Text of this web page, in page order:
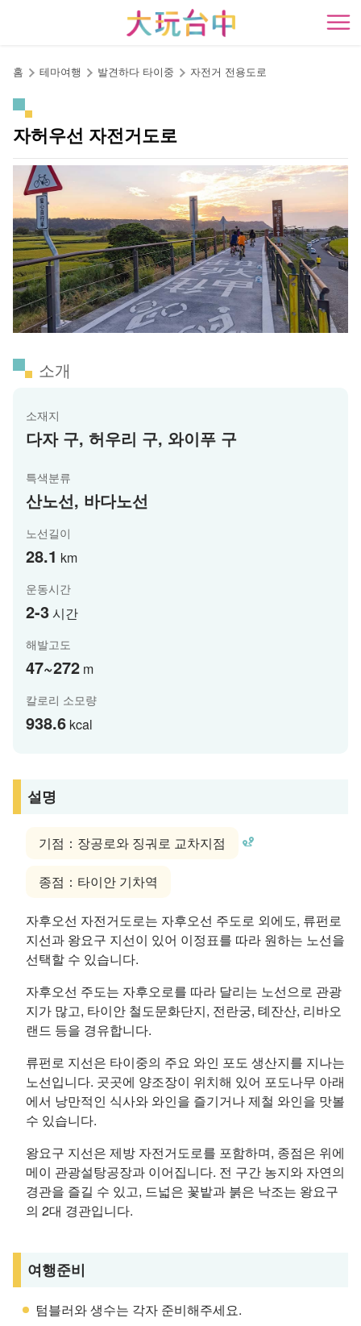
開
홈 테마여행 발견하다 타이중 자전거 전용도로
자허우선 자전거도로
소개
소재지
다자 구, 허우리 구, 와이푸 구
특색분류
산노선, 바다노선
노선길이
28.1 km
운동시간
2-3시간
해발고도
47~272 m
칼로리 소모량
938.6 kcal
설명
기점：장공로와 징궈로 교차지점
종점：타이안 기차역
자후오선 자전거도로는 자후오선 주도로 외에도, 류펀로
지선과 왕요구 지선이 있어 이정표를 따라 원하는 노선을
선택할 수 있습니다.
자후오선 주도는 자후오로를 따라 달리는 노선으로 관광
지가 많고, 타이안 철도문화단지, 전란궁, 톄잔산, 리바오
랜드 등을 경유합니다.
류펀로 지선은 타이중의 주요 와인 포도 생산지를 지나는
노선입니다. 곳곳에 양조장이 위치해 있어 포도나무 아래
에서 낭만적인 식사와 와인을 즐기거나 제철 와인을 맛볼
수 있습니다.
왕요구 지선은 제방 자전거도로를 포함하며, 종점은 위에
메이 관광설탕공장과 이어집니다. 전 구간 농지와 자연의
경관을 즐길 수 있고, 드넓은 꽃밭과 붉은 낙조는 왕요구
의 2대 경관입니다.
여행준비
텀블러와 생수는 각자 준비해주세요.